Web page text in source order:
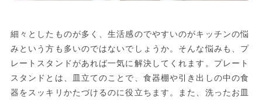
細々としたものが多く、生活感のでやすいのがキッチンの悩
みという方も多いのではないでしょうか。そんな悩みも、プ
レートスタンドがあれば一気に解決してくれます。プレート
スタンドとは、皿立てのことで、食器棚や引き出しの中の食
器をスッキリかたづけるのに役立ちます。また、洗ったお皿